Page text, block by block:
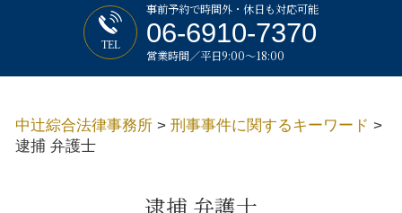
TEL
事前予約で時間外・休日も対応可能
06-6910-7370
営業時間／平日9:00～18:00
中辻綜合法律事務所 > 刑事事件に関するキーワード >
逮捕 弁護士
逮捕 弁護士